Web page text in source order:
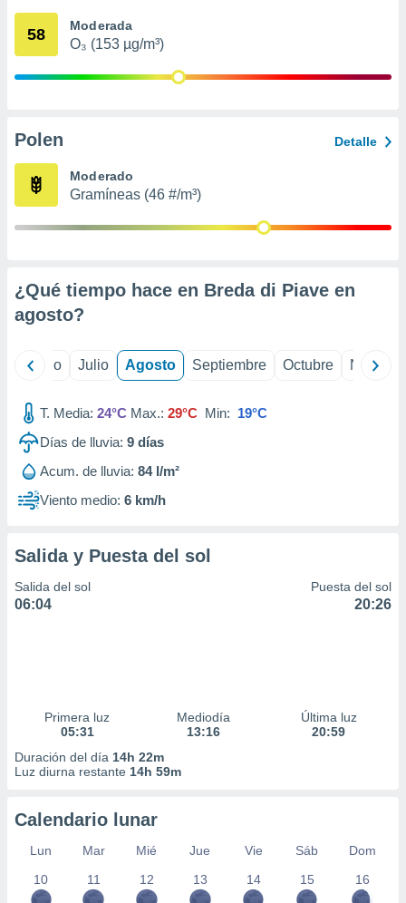
mediante
publicidad
de
58 Moderada
O₃ (153 µg/m³)
Polen Detalle
Moderado
Gramíneas (46 #/m³)
¿Qué tiempo hace en Breda di Piave en
agosto?
Junio Julio Agosto Septiembre Octubre
T. Media: 24°C Max.: 29°C Min: 19°C
Días de lluvia: 9 días
Acum. de lluvia: 84 l/m²
Viento medio: 6 km/h
Salida y Puesta del sol
Salida del sol
06:04
Puesta del sol
20:26
Primera luz
05:31
Mediodía
13:16
Última luz
20:59
Duración del día 14h 22m
Luz diurna restante 14h 59m
Calendario lunar
Lun Mar Mié Jue Vie Sáb
Dom
10
11 12 13 14 15 16